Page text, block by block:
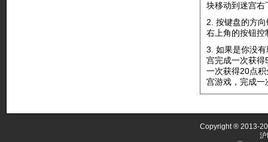
块移动到迷宫右
2. 按键盘的方
右上角的按钮控
3. 如果是你没
宫完成一次获得
一次获得20点
宫游戏，完成一
Copyright ® 2013-